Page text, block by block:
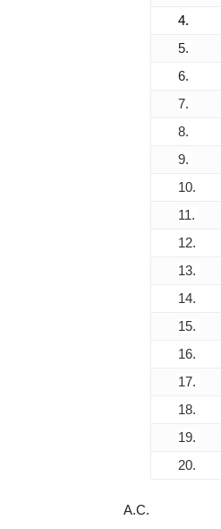
4.
5.
6.
7.
8.
9.
10.
11.
12.
13.
14.
15.
16.
17.
18.
19.
20.
A.C.